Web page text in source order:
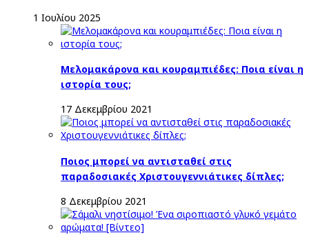
1 Ιουλίου 2025
Μελομακάρονα και κουραμπιέδες: Ποια είναι η
ιστορία τους;
17 Δεκεμβρίου 2021
Ποιος μπορεί να αντισταθεί στις
παραδοσιακές Χριστουγεννιάτικες δίπλες;
8 Δεκεμβρίου 2021